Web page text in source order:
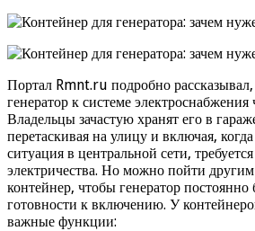
Портал Rmnt.ru подробно
генератор к системе электроснабжения
Владельцы зачастую хранят его в
перетаскивая на улицу и включая,
ситуация в центральной сети,
электричества. Но можно пойти
контейнер, чтобы генератор
готовности к включению. У
важные функции: